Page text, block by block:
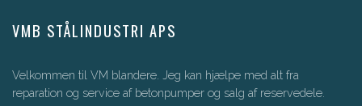
VMB STÅLINDUSTRI APS​
Velkommen til VM blandere. Jeg kan hjælpe med alt fra
reparation og service af betonpumper og salg af reservedele.